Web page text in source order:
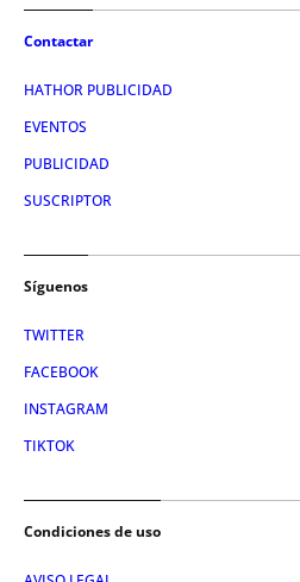
Contactar
HATHOR PUBLICIDAD
EVENTOS
PUBLICIDAD
SUSCRIPTOR
Síguenos
TWITTER
FACEBOOK
INSTAGRAM
TIKTOK
Condiciones de uso